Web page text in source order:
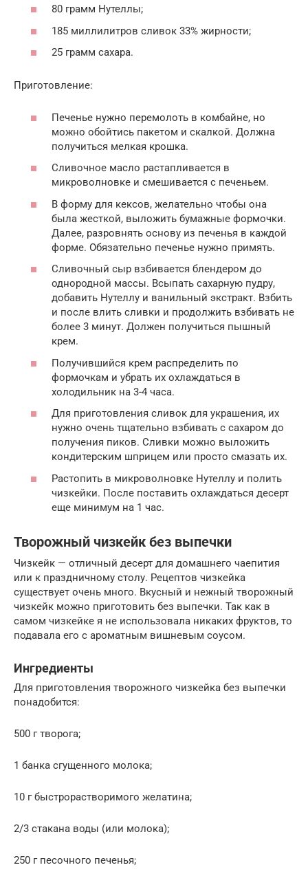
80 грамм Нутеллы;
185 миллилитров сливок 33% жирности;
25 грамм сахара.
Приготовление:
Печенье нужно перемолоть в комбайне, но
можно обойтись пакетом и скалкой. Должна
получиться мелкая крошка.
Сливочное масло растапливается в
микроволновке и смешивается с печеньем.
В форму для кексов, желательно чтобы она
была жесткой, выложить бумажные формочки.
Далее, разровнять основу из печенья в каждой
форме. Обязательно печенье нужно примять.
Сливочный сыр взбивается блендером до
однородной массы. Всыпать сахарную пудру,
добавить Нутеллу и ванильный экстракт. Взбить
и после влить сливки и продолжить взбивать не
более 3 минут. Должен получиться пышный
крем.
Получившийся крем распределить по
формочкам и убрать их охлаждаться в
холодильник на 3-4 часа.
Для приготовления сливок для украшения, их
нужно очень тщательно взбивать с сахаром до
получения пиков. Сливки можно выложить
кондитерским шприцем или просто смазать их.
Растопить в микроволновке Нутеллу и полить
чизкейки. После поставить охлаждаться десерт
еще минимум на 1 час.
Творожный чизкейк без выпечки
Чизкейк — отличный десерт для домашнего чаепития
или к праздничному столу. Рецептов чизкейка
существует очень много. Вкусный и нежный творожный
чизкейк можно приготовить без выпечки. Так как в
самом чизкейке я не использовала никаких фруктов, то
подавала его с ароматным вишневым соусом.
Ингредиенты
Для приготовления творожного чизкейка без выпечки
понадобится:
500 г творога;
1 банка сгущенного молока;
10 г быстрорастворимого желатина;
2/3 стакана воды (или молока);
250 г песочного печенья;